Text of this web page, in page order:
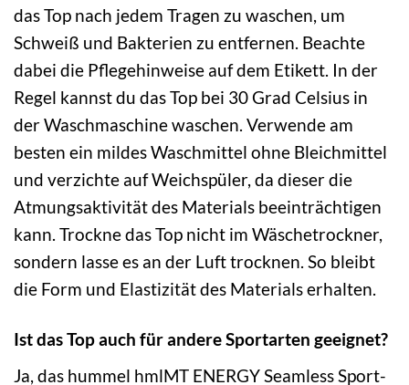
das Top nach jedem Tragen zu waschen, um
Schweiß und Bakterien zu entfernen. Beachte
dabei die Pflegehinweise auf dem Etikett. In der
Regel kannst du das Top bei 30 Grad Celsius in
der Waschmaschine waschen. Verwende am
besten ein mildes Waschmittel ohne Bleichmittel
und verzichte auf Weichspüler, da dieser die
Atmungsaktivität des Materials beeinträchtigen
kann. Trockne das Top nicht im Wäschetrockner,
sondern lasse es an der Luft trocknen. So bleibt
die Form und Elastizität des Materials erhalten.
Ist das Top auch für andere Sportarten geeignet?
Ja, das hummel hmlMT ENERGY Seamless Sport-